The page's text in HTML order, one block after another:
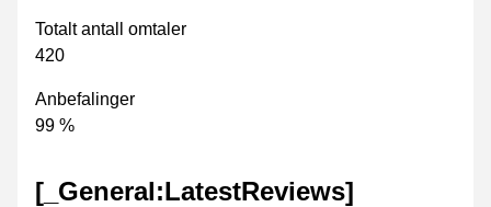
Totalt antall omtaler
420
Anbefalinger
99 %
[_General:LatestReviews]